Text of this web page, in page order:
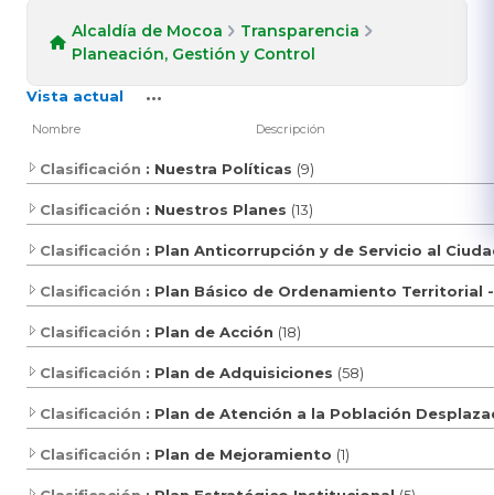
Alcaldía de Mocoa
Transparencia
Planeación, Gestión y Control
Vista actual
Nombre Descripción
Clasificación : Nuestra Políticas (9)
Clasificación : Nuestros Planes (13)
Clasificación : Plan Anticorrupción y de Servicio al
Clasificación : Plan Básico de Ordenamiento Territorial
Clasificación : Plan de Acción (18)
Clasificación : Plan de Adquisiciones (58)
Clasificación : Plan de Atención a la Población
Clasificación : Plan de Mejoramiento (1)